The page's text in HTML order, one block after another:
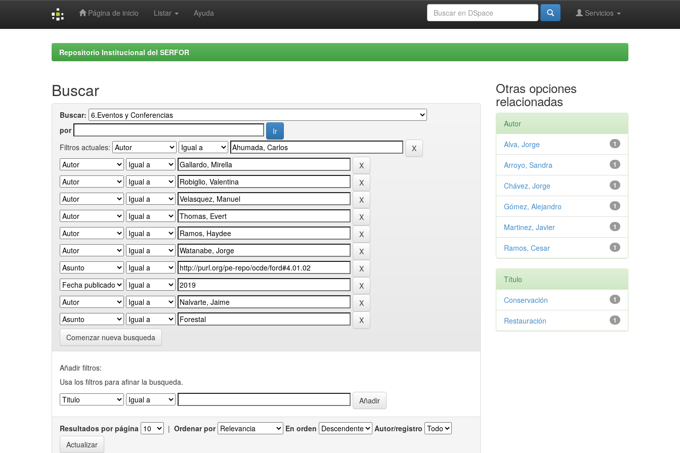
Página de inicio Listar Ayuda Servicios
Repositorio Institucional del SERFOR
Buscar
Buscar:
por
Filtros actuales:
Comenzar nueva busqueda
Añadir filtros:
Usa los filtros para afinar la busqueda.
Resultados por página | Ordenar por En orden Autor/registro
Otras opciones
relacionadas
Autor
1
Alva, Jorge
1
Arroyo, Sandra
1
Chávez, Jorge
1
Gómez, Alejandro
1
Martinez, Javier
1
Ramos, Cesar
Título
1
Conservación
1
Restauración